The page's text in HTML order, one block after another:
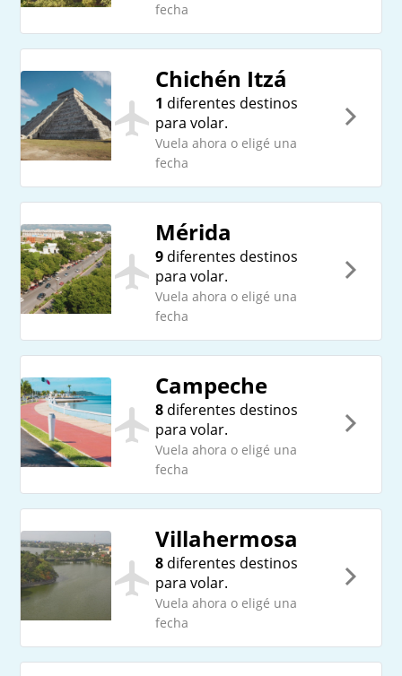
fecha
Chichén Itzá
1 diferentes destinos
para volar.
Vuela ahora o eligé una
fecha
Mérida
9 diferentes destinos
para volar.
Vuela ahora o eligé una
fecha
Campeche
8 diferentes destinos
para volar.
Vuela ahora o eligé una
fecha
Villahermosa
8 diferentes destinos
para volar.
Vuela ahora o eligé una
fecha